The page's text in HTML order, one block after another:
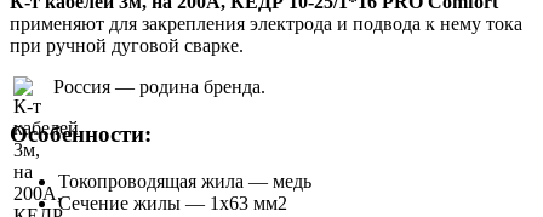
применяют для закрепления электрода и подвода к нему тока
при ручной дуговой сварке.
Россия — родина бренда.
Особенности:
Токопроводящая жила — медь
Сечение жилы — 1х63 мм2